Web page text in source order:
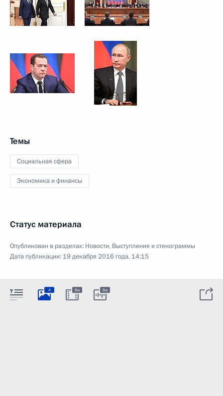
Темы
Социальная сфера
Экономика и финансы
Статус материала
Опубликован в разделах: Новости, Выступления и стенограммы
Дата публикации: 19 декабря 2016 года, 14:15
4 8м 8м